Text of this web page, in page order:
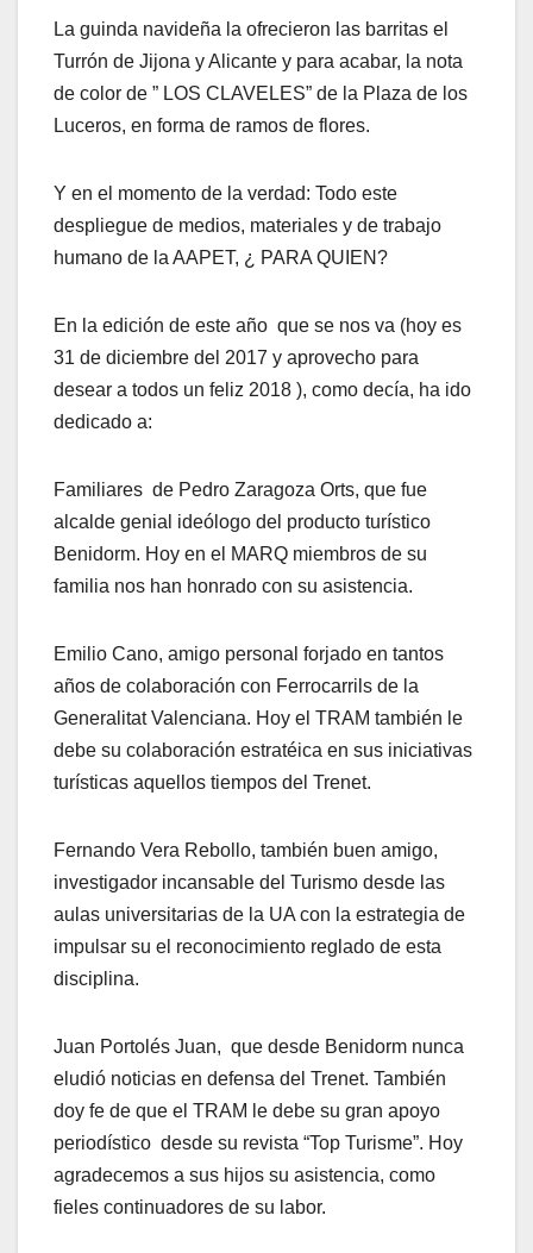
La guinda navideña la ofrecieron las barritas el
Turrón de Jijona y Alicante y para acabar, la nota
de color de ” LOS CLAVELES” de la Plaza de los
Luceros, en forma de ramos de flores.
Y en el momento de la verdad: Todo este
despliegue de medios, materiales y de trabajo
humano de la AAPET, ¿ PARA QUIEN?
En la edición de este año que se nos va (hoy es
31 de diciembre del 2017 y aprovecho para
desear a todos un feliz 2018 ), como decía, ha ido
dedicado a:
Familiares de Pedro Zaragoza Orts, que fue
alcalde genial ideólogo del producto turístico
Benidorm. Hoy en el MARQ miembros de su
familia nos han honrado con su asistencia.
Emilio Cano, amigo personal forjado en tantos
años de colaboración con Ferrocarrils de la
Generalitat Valenciana. Hoy el TRAM también le
debe su colaboración estratéica en sus iniciativas
turísticas aquellos tiempos del Trenet.
Fernando Vera Rebollo, también buen amigo,
investigador incansable del Turismo desde las
aulas universitarias de la UA con la estrategia de
impulsar su el reconocimiento reglado de esta
disciplina.
Juan Portolés Juan, que desde Benidorm nunca
eludió noticias en defensa del Trenet. También
doy fe de que el TRAM le debe su gran apoyo
periodístico desde su revista “Top Turisme”. Hoy
agradecemos a sus hijos su asistencia, como
fieles continuadores de su labor.